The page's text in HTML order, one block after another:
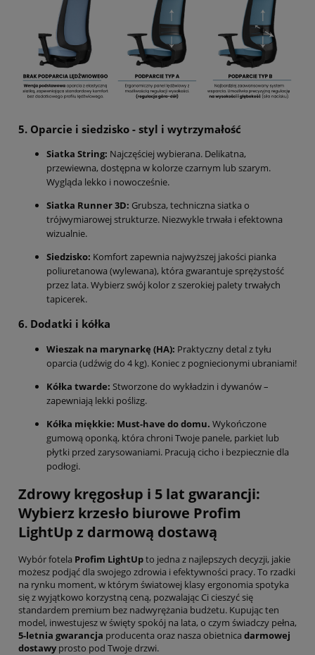
5. Oparcie i siedzisko - styl i wytrzymałość
Siatka String: Najczęściej wybierana. Delikatna,
przewiewna, dostępna w kolorze czarnym lub szarym.
Wygląda lekko i nowocześnie.
Siatka Runner 3D: Grubsza, techniczna siatka o
trójwymiarowej strukturze. Niezwykle trwała i efektowna
wizualnie.
Siedzisko: Komfort zapewnia najwyższej jakości pianka
poliuretanowa (wylewana), która gwarantuje sprężystość
przez lata. Wybierz swój kolor z szerokiej palety trwałych
tapicerek.
6. Dodatki i kółka
Wieszak na marynarkę (HA): Praktyczny detal z tyłu
oparcia (udźwig do 4 kg). Koniec z pogniecionymi ubraniami!
Kółka twarde: Stworzone do wykładzin i dywanów –
zapewniają lekki poślizg.
Kółka miękkie: Must-have do domu. Wykończone
gumową oponką, która chroni Twoje panele, parkiet lub
płytki przed zarysowaniami. Pracują cicho i bezpiecznie dla
podłogi.
Zdrowy kręgosłup i 5 lat gwarancji:
Wybierz krzesło biurowe Profim
LightUp z darmową dostawą
Wybór fotela Profim LightUpto jedna z najlepszych decyzji, jakie
możesz podjąć dla swojego zdrowia i efektywności pracy. To rzadki
na rynku moment, w którym światowej klasy ergonomia spotyka
się z wyjątkowo korzystną ceną, pozwalając Ci cieszyć się
standardem premium bez nadwyrężania budżetu. Kupując ten
model, inwestujesz w święty spokój na lata, o czym świadczy pełna,
5-letnia gwarancja producenta oraz nasza obietnica darmowej
dostawyprosto pod Twoje drzwi.